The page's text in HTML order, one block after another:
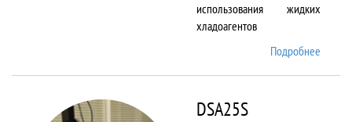
использования жидких
хладоагентов
Подробнее
DSA25S